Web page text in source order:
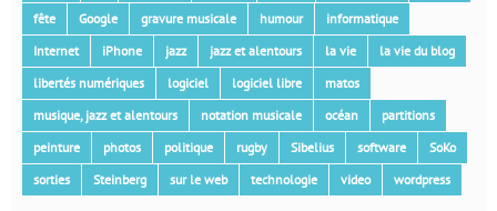
fête
Google gravure musicale humour
informatique
Internet
iPhone jazz jazz et alentours la vie
la vie du blog
libertés numériques
logiciel logiciel libre
matos
musique, jazz et alentours
notation musicale océan
partitions
peinture
photos politique rugby Sibelius software
SoKo
sorties
Steinberg sur le web technologie video wordpress